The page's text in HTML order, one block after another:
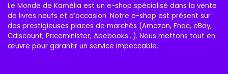
Le Monde de Kamélia est un e-shop spécialisé dans la vente
de livres neufs et d’occasion. Notre e-shop est présent sur
des prestigieuses places de marchés (Amazon, Fnac, eBay,
Cdiscount, Priceminister, Abebooks…). Nous mettons tout en
œuvre pour garantir un service impeccable.